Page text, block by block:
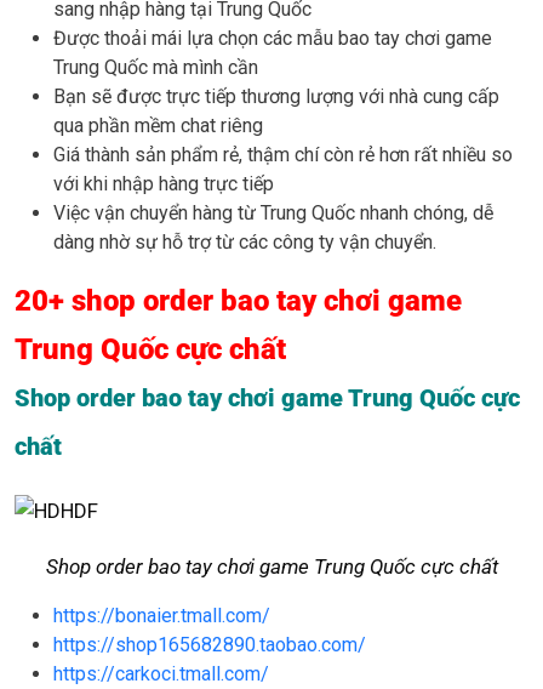
sang nhập hàng tại Trung Quốc
Được thoải mái lựa chọn các mẫu bao tay chơi game
Trung Quốc mà mình cần
Bạn sẽ được trực tiếp thương lượng với nhà cung cấp
qua phần mềm chat riêng
Giá thành sản phẩm rẻ, thậm chí còn rẻ hơn rất nhiều so
với khi nhập hàng trực tiếp
Việc vận chuyển hàng từ Trung Quốc nhanh chóng, dễ
dàng nhờ sự hỗ trợ từ các công ty vận chuyển.
20+ shop order bao tay chơi game
Trung Quốc cực chất
Shop order bao tay chơi game Trung Quốc cực
chất
Shop order bao tay chơi game Trung Quốc cực chất
https://bonaier.tmall.com/
https://shop165682890.taobao.com/
https://carkoci.tmall.com/